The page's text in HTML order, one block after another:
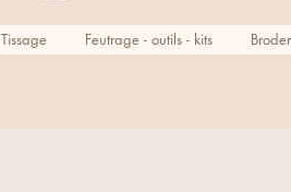
Tissage Feutrage - outils - kits